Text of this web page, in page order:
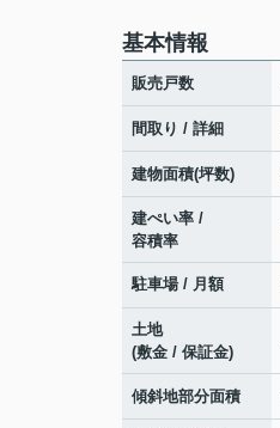
基本情報
販売戸数
間取り / 詳細
建物面積(坪数)
建ぺい率 /
容積率
駐車場 / 月額
土地
(敷金 / 保証金)
傾斜地部分面積